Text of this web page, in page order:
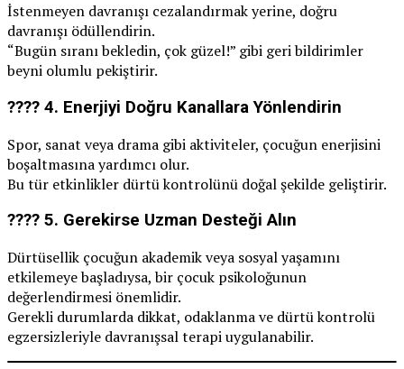
İstenmeyen davranışı cezalandırmak yerine, doğru
davranışı ödüllendirin.
“Bugün sıranı bekledin, çok güzel!” gibi geri bildirimler
beyni olumlu pekiştirir.
???? 4. Enerjiyi Doğru Kanallara Yönlendirin
Spor, sanat veya drama gibi aktiviteler, çocuğun enerjisini
boşaltmasına yardımcı olur.
Bu tür etkinlikler dürtü kontrolünü doğal şekilde geliştirir.
???? 5. Gerekirse Uzman Desteği Alın
Dürtüsellik çocuğun akademik veya sosyal yaşamını
etkilemeye başladıysa, bir çocuk psikoloğunun
değerlendirmesi önemlidir.
Gerekli durumlarda dikkat, odaklanma ve dürtü kontrolü
egzersizleriyle davranışsal terapi uygulanabilir.